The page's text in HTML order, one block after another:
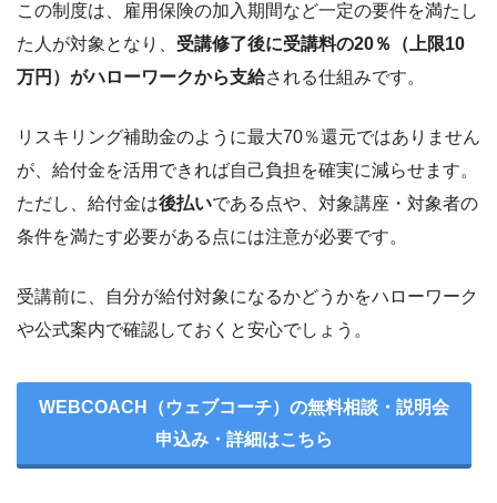
この制度は、雇用保険の加入期間など一定の要件を満たし
た人が対象となり、 受講修了後に受講料の20％（上限10
万円）がハローワークから支給される仕組みです。
リスキリング補助金のように最大70％還元ではありません
が、給付金を活用できれば自己負担を確実に減らせます。
ただし、給付金は後払いである点や、対象講座・対象者の
条件を満たす必要がある点には注意が必要です。
受講前に、自分が給付対象になるかどうかをハローワーク
や公式案内で確認しておくと安心でしょう。
WEBCOACH（ウェブコーチ）の無料相談・説明会
申込み・詳細はこちら